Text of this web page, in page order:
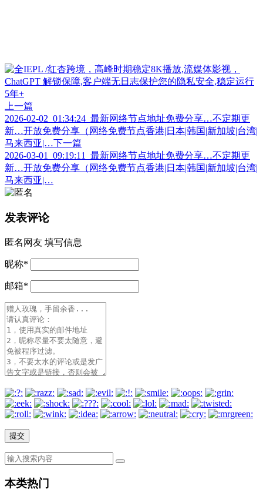
上一篇
2026-02-02_01:34:24_最新网络节点地址免费分享…不定期更
新…开放免费分享（网络免费节点香港|日本|韩国|新加坡|台湾|
马来西亚|… 下一篇
2026-03-01_09:19:11_最新网络节点地址免费分享…不定期更
新…开放免费分享（网络免费节点香港|日本|韩国|新加坡|台湾|
马来西亚|…
发表评论
匿名网友 填写信息
昵称*
邮箱*
本类热门